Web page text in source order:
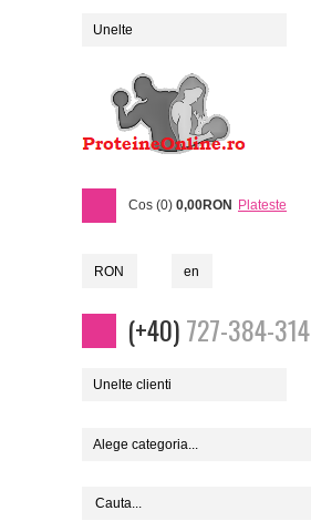
Unelte
Cos (0) 0,00RON Plateste
RON en
(+40)727-384-314
Unelte clienti
Alege categoria...